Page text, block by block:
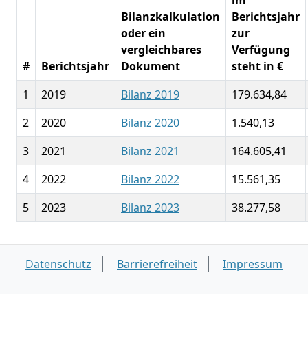
# Berichtsjahr
Bilanzkalkulation
oder ein
vergleichbares
Dokument
Berichtsjahr
zur
Verfügung
steht in €
1
2019 Bilanz 2019
179.634,84
2
2020 Bilanz 2020
1.540,13
3
2021 Bilanz 2021
164.605,41
4
2022 Bilanz 2022
15.561,35
5
2023 Bilanz 2023 38.277,58
Datenschutz Barrierefreiheit Impressum